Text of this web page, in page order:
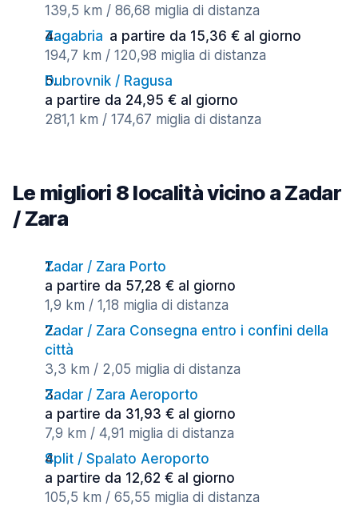
139,5 km / 86,68 miglia di distanza
Zagabria a partire da 15,36 € al giorno
194,7 km / 120,98 miglia di distanza
Dubrovnik / Ragusa
a partire da 24,95 € al giorno
281,1 km / 174,67 miglia di distanza
Le migliori 8 località vicino a Zadar
/ Zara
Zadar / Zara Porto
a partire da 57,28 € al giorno
1,9 km / 1,18 miglia di distanza
Zadar / Zara Consegna entro i confini della
città
3,3 km / 2,05 miglia di distanza
Zadar / Zara Aeroporto
a partire da 31,93 € al giorno
7,9 km / 4,91 miglia di distanza
Split / Spalato Aeroporto
a partire da 12,62 € al giorno
105,5 km / 65,55 miglia di distanza